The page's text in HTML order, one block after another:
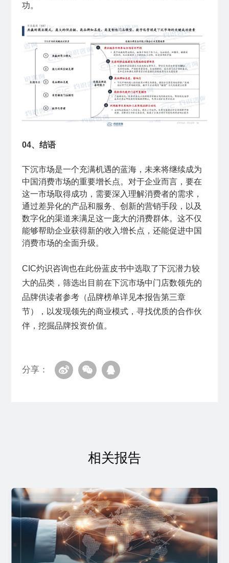
功。
04、结语
下沉市场是一个充满机遇的蓝海，未来将继续成为
中国消费市场的重要增长点。对于企业而言，要在
这一市场取得成功，需要深入理解消费者的需求，
通过差异化的产品和服务、创新的营销手段，以及
数字化的渠道来满足这一庞大的消费群体。这不仅
能够帮助企业获得新的收入增长点，还能促进中国
消费市场的全面升级。
CIC灼识咨询也在此份蓝皮书中选取了下沉潜力较
大的品类，筛选出目前在下沉市场中门店数领先的
品牌供读者参考（品牌榜单详见本报告第三章
节），以发现领先的商业模式，寻找优质的合作伙
伴，挖掘品牌投资价值。
分享：
相关报告